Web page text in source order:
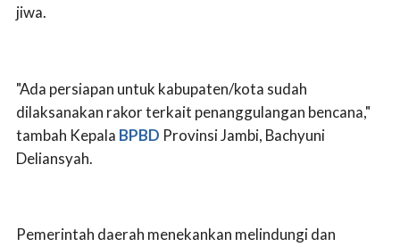
jiwa.
"Ada persiapan untuk kabupaten/kota sudah
dilaksanakan rakor terkait penanggulangan bencana,"
tambah Kepala BPBD Provinsi Jambi, Bachyuni
Deliansyah.
Pemerintah daerah menekankan melindungi dan